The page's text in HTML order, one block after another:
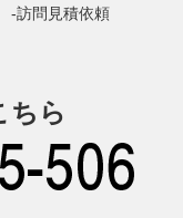
訪問見積依頼
ちら